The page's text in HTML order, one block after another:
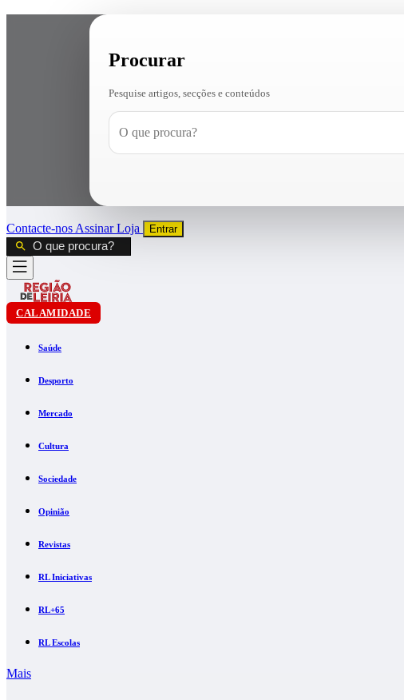
Procurar
Pesquise artigos, secções e conteúdos
Contacte-nos AssinarLoja Entrar
CALAMIDADE
Saúde
Desporto
Mercado
Cultura
Sociedade
Opinião
Revistas
RL Iniciativas
RL+65
RL Escolas
Mais